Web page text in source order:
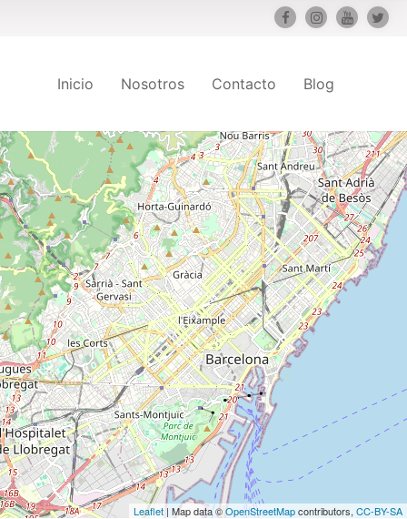
Inicio Nosotros Contacto Blog
Leaflet | Map data ©OpenStreetMapcontributors, CC-BY-SA